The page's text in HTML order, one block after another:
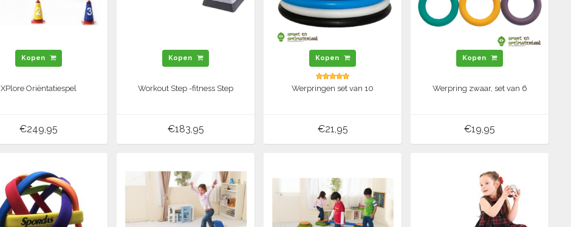
Kopen
XPlore Oriëntatiespel
€249,95
Kopen
Workout Step -fitness Step
€183,95
Kopen
Werpringen set van 10
€21,95
Kopen
Werpring zwaar, set van 6
€19,95